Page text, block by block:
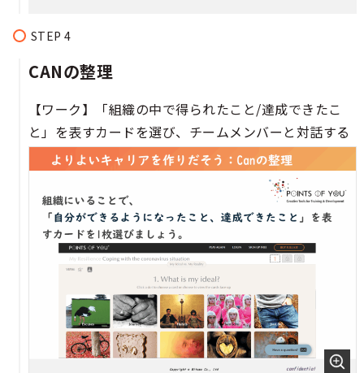
CANの整理​​​​
【ワーク】「組織の中で得られたこと/達成できたこ
と」を表すカードを選び、チームメンバーと対話する